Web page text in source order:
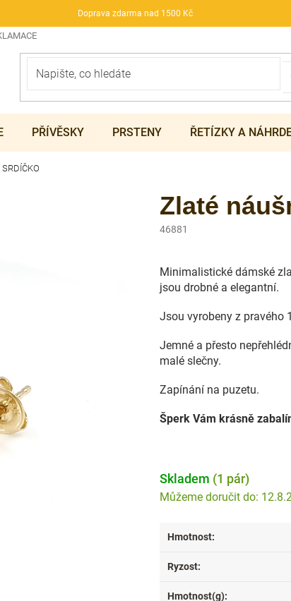
Doprava zdarma nad 1500 Kč
PŘÍVĚSKY PRSTENY ŘETÍZKY A
Minimalistické dámské
jsou drobné a elegantní.
Jsou vyrobeny z pravého
Jemné a přesto
malé slečny.
Zapínání na puzetu.
Šperk Vám krásně
Zlaté
46881
Skladem (1 pár)
Hmotnost:
Ryzost:
Hmotnost(g):